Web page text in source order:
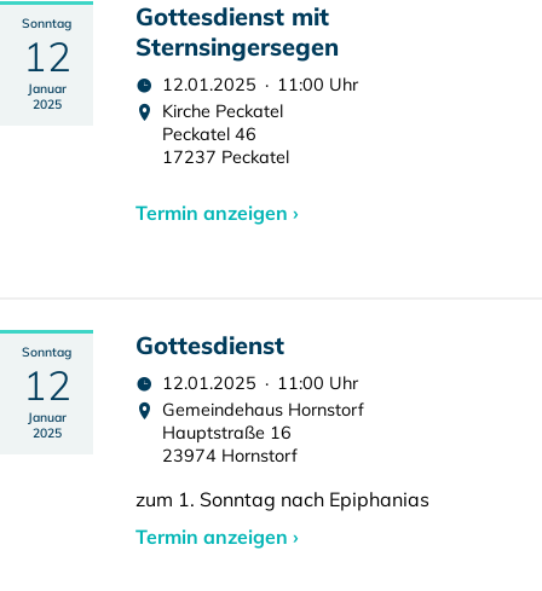
Sonntag
12
Januar
2025
Gottesdienst mit
Sternsingersegen
12.01.2025 · 11:00 Uhr
Kirche Peckatel
Peckatel 46
17237 Peckatel
Termin anzeigen ›
Sonntag
12
Januar
2025
Gottesdienst
12.01.2025 · 11:00 Uhr
Gemeindehaus Hornstorf
Hauptstraße 16
23974 Hornstorf
zum 1. Sonntag nach Epiphanias
Termin anzeigen ›